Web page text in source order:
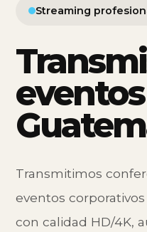
Streaming
Transmitimos
eventos
con calidad HD/4K,